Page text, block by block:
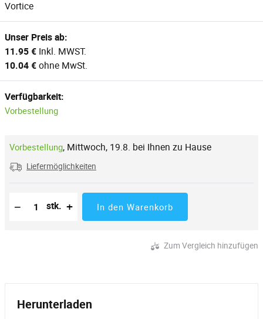
Vortice
Unser Preis ab:
11.95 € Inkl. MWST.
10.04 €ohne MwSt.
Verfügbarkeit:
Vorbestellung
Vorbestellung, Mittwoch, 19.8. bei Ihnen zu Hause
Liefermöglichkeiten
−
Reduzierung der Menge
Anzahl der Stücke
stk. + In den Warenkorb
Zum Vergleich hinzufügen
Herunterladen